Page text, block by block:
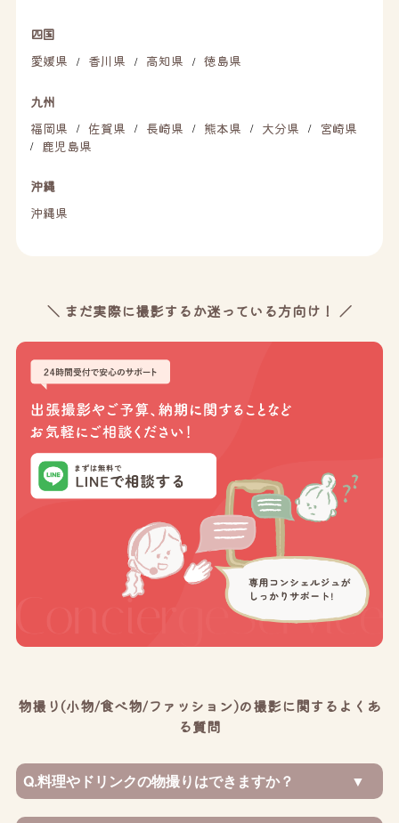
四国
愛媛県
/ 香川県 / 高知県 / 徳島県
九州
福岡県
/ 佐賀県 / 長崎県 / 熊本県 / 大分県 / 宮崎県
/ 鹿児島県
沖縄
沖縄県
＼ まだ実際に撮影するか迷っている方向け！ ／
物撮り(小物/食べ物/ファッション)の撮影に関するよくあ
る質問
Q.料理やドリンクの物撮りはできますか？